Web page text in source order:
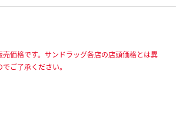
価格です。サンドラッグ各店の店頭価格とは異
ご了承ください。